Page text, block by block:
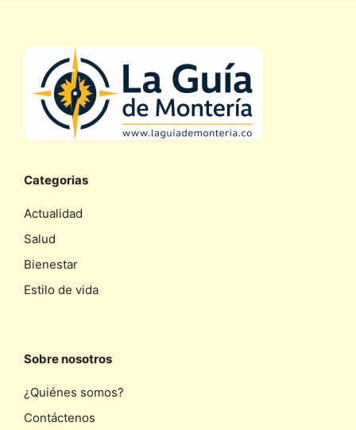
Categorias
Actualidad
Salud
Bienestar
Estilo de vida
Sobre nosotros
¿Quiénes somos?
Contáctenos